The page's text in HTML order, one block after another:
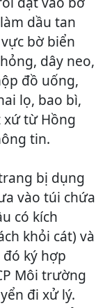
dầu tan
bờ biển
dây neo,
đồ uống,
lọ, bao bì,
xứ từ Hồng
tin.
bị dụng
vào túi chứa
có kích
khỏi cát) và
ký hợp
Môi trường
đi xử lý.